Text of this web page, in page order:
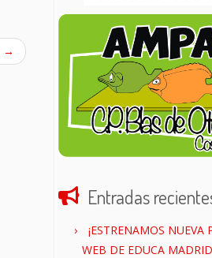
→
Entradas
¡ESTRENAMOS NUEVA
WEB DE EDUCA